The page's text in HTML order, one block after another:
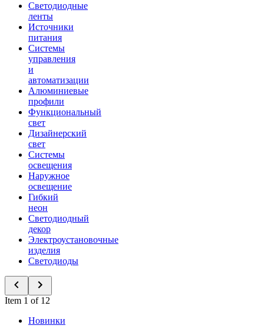
Светодиодные
ленты
Источники
питания
Системы
управления
и
автоматизации
Алюминиевые
профили
Функциональный
свет
Дизайнерский
свет
Системы
освещения
Наружное
освещение
Гибкий
неон
Светодиодный
декор
Электроустановочные
изделия
Светодиоды
Item 1 of 12
Новинки